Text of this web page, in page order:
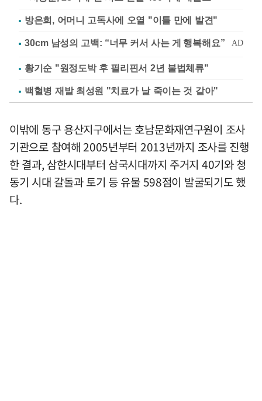
방은희, 어머니 고독사에 오열 "이틀 만에 발견"
황기순 "원정도박 후 필리핀서 2년 불법체류"
백혈병 재발 최성원 "치료가 날 죽이는 것 같아"
이밖에 동구 용산지구에서는 호남문화재연구원이 조사
기관으로 참여해 2005년부터 2013년까지 조사를 진행
한 결과, 삼한시대부터 삼국시대까지 주거지 40기와 청
동기 시대 갈돌과 토기 등 유물 598점이 발굴되기도 했
다.